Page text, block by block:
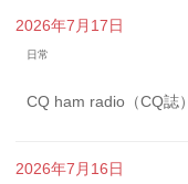
2026年7月17日
日常
CQ ham radio（CQ誌
2026年7月16日